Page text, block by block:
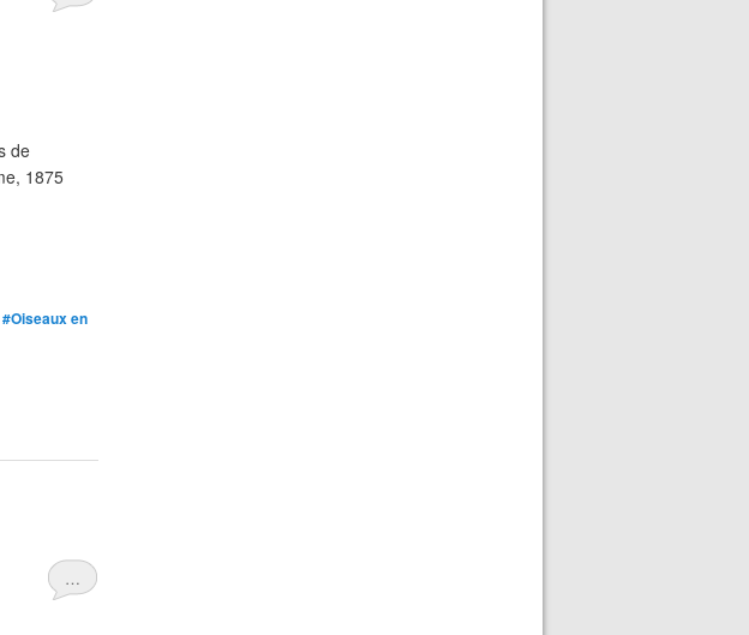
de
1875
#Oiseaux en
…